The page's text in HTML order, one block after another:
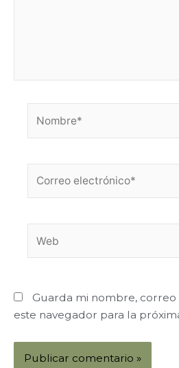
electrónico*
Guarda mi nombre,
este navegador para la